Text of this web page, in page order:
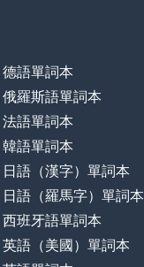
德語單詞本
俄羅斯語單詞本
法語單詞本
韓語單詞本
日語（漢字）單詞本
日語（羅馬字）單詞本
西班牙語單詞本
英語（美國）單詞本